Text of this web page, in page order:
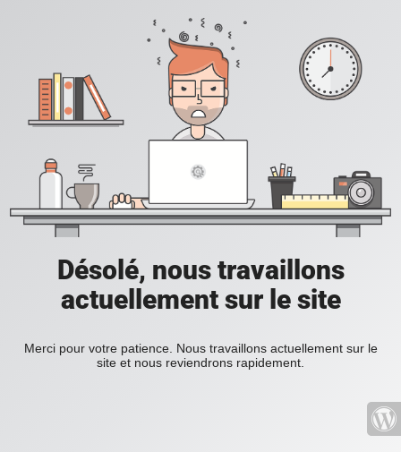
Désolé, nous travaillons
actuellement sur le site
Merci pour votre patience. Nous travaillons actuellement sur le
site et nous reviendrons rapidement.